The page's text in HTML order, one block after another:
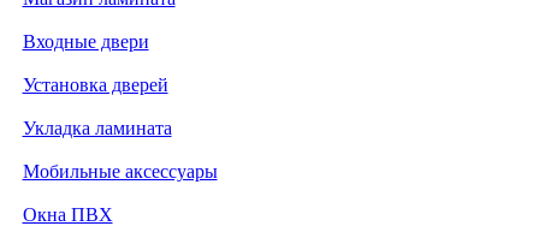
Входные двери
Установка дверей
Укладка ламината
Мобильные аксессуары
Окна ПВХ